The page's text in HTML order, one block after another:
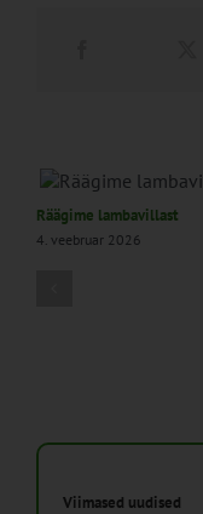
Räägime lambavillast
4. veebruar 2026
Viimased uudised